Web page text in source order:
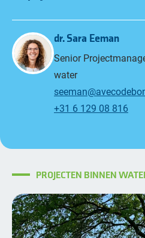
dr. Sara Eeman
Senior
water
+31 6 129 08 816
PROJECTEN BINNEN